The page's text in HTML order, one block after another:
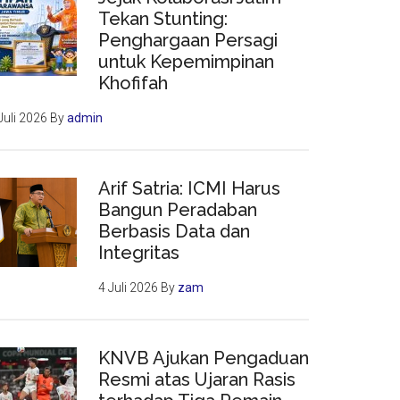
Tekan Stunting:
Penghargaan Persagi
untuk Kepemimpinan
Khofifah
2026 Byadmin
Arif Satria: ICMI Harus
Bangun Peradaban
Berbasis Data dan
Integritas
4 Juli 2026 By zam
KNVB Ajukan Pengaduan
Resmi atas Ujaran Rasis